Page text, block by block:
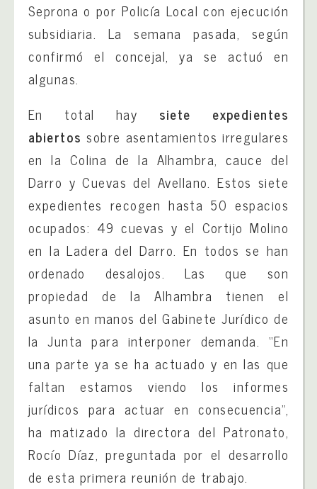
Seprona o por Policía Local con ejecución
subsidiaria. La semana pasada, según
confirmó el concejal, ya se actuó en
algunas.
En total hay siete expedientes
abiertos sobre asentamientos irregulares
en la Colina de la Alhambra, cauce del
Darro y Cuevas del Avellano. Estos siete
expedientes recogen hasta 50 espacios
ocupados: 49 cuevas y el Cortijo Molino
en la Ladera del Darro. En todos se han
ordenado desalojos. Las que son
propiedad de la Alhambra tienen el
asunto en manos del Gabinete Jurídico de
la Junta para interponer demanda. “En
una parte ya se ha actuado y en las que
faltan estamos viendo los informes
jurídicos para actuar en consecuencia”,
ha matizado la directora del Patronato,
Rocío Díaz, preguntada por el desarrollo
de esta primera reunión de trabajo.